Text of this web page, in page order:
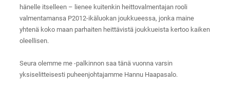
hänelle itselleen – lienee kuitenkin heittovalmentajan rooli
valmentamansa P2012-ikäluokan joukkueessa, jonka maine
yhtenä koko maan parhaiten heittävistä joukkueista kertoo kaiken
oleellisen.
Seura olemme me -palkinnon saa tänä vuonna varsin
yksiselitteisesti puheenjohtajamme Hannu Haapasalo.